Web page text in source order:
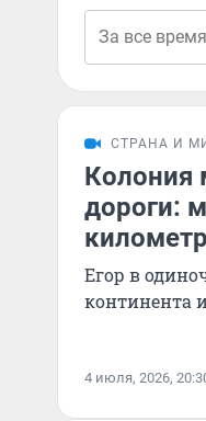
СТРАНА И
Колония
дороги:
Егор в
континента
4 июля, 2026,